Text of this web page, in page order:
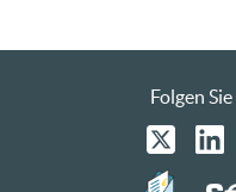
Folgen